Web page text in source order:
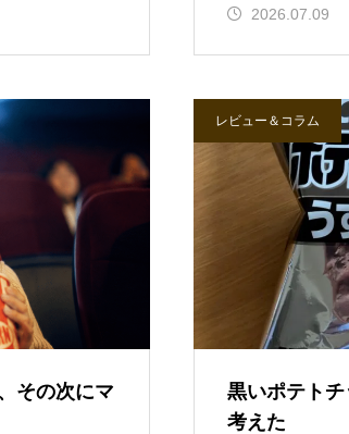
2026.07.09
その次にマ
レビュー＆コラム
黒いポテト
考えた